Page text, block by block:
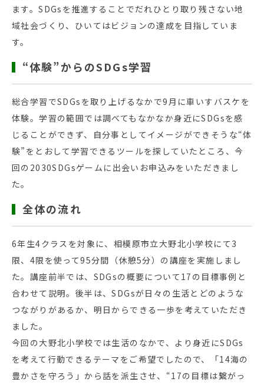
ます。SDGsを推進することでだれひとり取り残さない地
域社会づくり、ひいてはビジョンの達成を目指していま
す。
“体験”からのSDGs学習
総合学習でSDGsを取り上げるなかで9月に車いすバスケを
体験。学習の範囲では調べてもなかなか身近にSDGsを感
じることができず、自分事としてイメージができそうな“体
験”をとおして学習できるツールを探していたところ、今
回の2030SDGsゲームに出会いお申込みをいただきまし
た。
全体の流れ
6年生4クラスを対象に、相模原市立大野北小学校にて3
限、4限を使って95分間（休憩5分）の講座を実施しまし
た。講座前半では、SDGsの概要について17の目標事例と
合わせて説明。後半は、SDGsが日々の生活とどのような
つながりがあるか、明日からできる一歩を考えていただき
ました。
今回の大野北小学校では生活のなかで、より身近にSDGs
を考えて行動できるテーマをご希望でしたので、「14海の
豊かさを守ろう」から話を派生させ、“17の目標は繋がっ